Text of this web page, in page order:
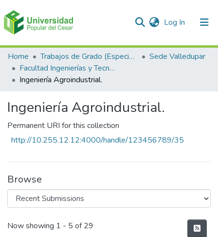
Log In (current)
Communities & Collections
All of DSpace
Home Trabajos de Grado (Especializaciones y Pregrados)
Sede Valledupar
Facultad Ingenierías y Tecnologías
Ingeniería Agroindustrial.
Ingeniería Agroindustrial.
Permanent URI for this collection
http://10.255.12.12:4000/handle/123456789/35
Browse
Recent Submissions
Now showing 1 - 5 of 29